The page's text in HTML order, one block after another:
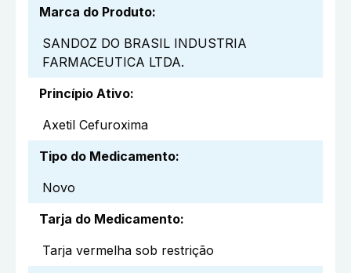
Marca do Produto:
SANDOZ DO BRASIL INDUSTRIA
FARMACEUTICA LTDA.
Princípio Ativo:
Axetil Cefuroxima
Tipo do Medicamento:
Novo
Tarja do Medicamento:
Tarja vermelha sob restrição